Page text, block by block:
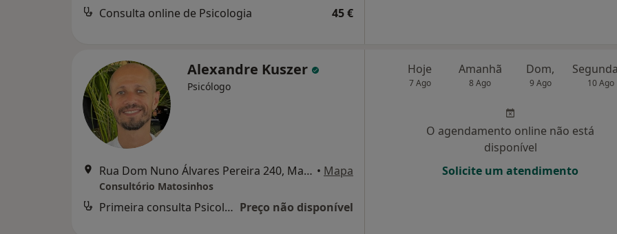
Consulta online de Psicologia 45 €
Alexandre Kuszer
Psicólogo
Rua Dom Nuno Álvares Pereira 240, Matosinhos • Mapa
Consultório Matosinhos
Primeira consulta Psicologia Preço não disponível
Hoje
7 Ago
Amanhã
8 Ago
Dom,
9 Ago 10 Ago
O agendamento online não está
disponível
Solicite um atendimento